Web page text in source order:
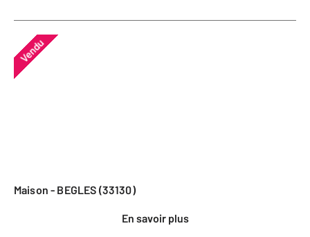
Vendu
Maison - BEGLES (33130)
En savoir plus